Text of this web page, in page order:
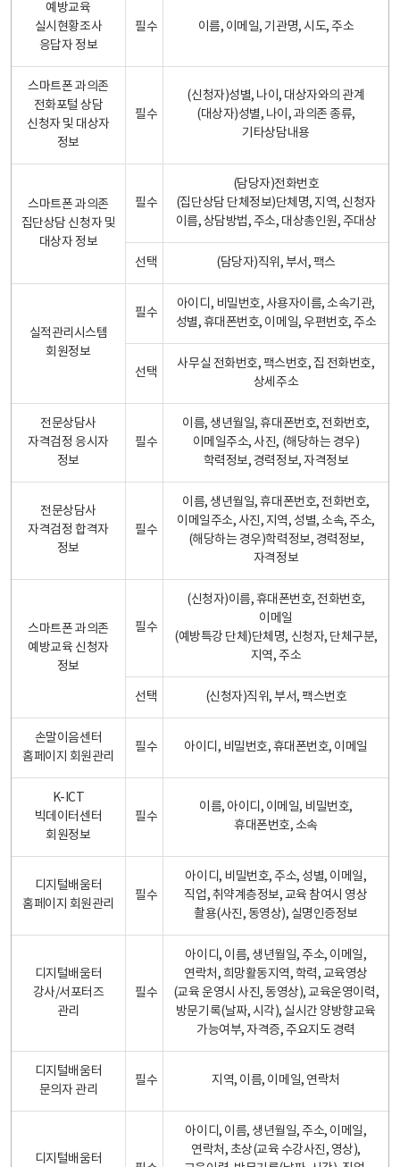
예방교육
실시현황조사
응답자 정보
필수 이름, 이메일, 기관명, 시도, 주소
스마트폰 과의존
전화포털 상담
신청자 및 대상자
정보
필수
(신청자)성별, 나이, 대상자와의 관계
(대상자)성별, 나이, 과의존 종류,
기타상담내용
스마트폰 과의존
집단상담 신청자 및
대상자 정보
필수
(담당자)전화번호
(집단상담 단체정보)단체명, 지역, 신청자
이름, 상담방법, 주소, 대상총인원, 주대상
선택 (담당자)직위, 부서, 팩스
실적관리시스템
회원정보
필수
아이디, 비밀번호, 사용자이름, 소속기관,
성별, 휴대폰번호, 이메일, 우편번호, 주소
선택
사무실 전화번호, 팩스번호, 집 전화번호,
상세주소
전문상담사
자격검정 응시자
정보
필수
이름, 생년월일, 휴대폰번호, 전화번호,
이메일주소, 사진, (해당하는 경우)
학력정보, 경력정보, 자격정보
전문상담사
자격검정 합격자
정보
필수
이름, 생년월일, 휴대폰번호, 전화번호,
이메일주소, 사진, 지역, 성별, 소속, 주소,
(해당하는 경우)학력정보, 경력정보,
자격정보
스마트폰 과의존
예방교육 신청자
정보
필수
(신청자)이름, 휴대폰번호, 전화번호,
이메일
(예방특강 단체)단체명, 신청자, 단체구분,
지역, 주소
선택 (신청자)직위, 부서, 팩스번호
손말이음센터
홈페이지 회원관리
필수 아이디, 비밀번호, 휴대폰번호, 이메일
K-ICT
빅데이터센터
회원정보
필수
이름, 아이디, 이메일, 비밀번호,
휴대폰번호, 소속
디지털배움터
홈페이지 회원관리
필수
아이디, 비밀번호, 주소, 성별, 이메일,
직업, 취약계층정보, 교육 참여시 영상
촬용(사진, 동영상), 실명인증정보
디지털배움터
강사/서포터즈
관리
필수
아이디, 이름, 생년월일, 주소, 이메일,
연락처, 희망활동지역, 학력, 교육영상
(교육 운영시 사진, 동영상), 교육운영이력,
방문기록(날짜, 시각), 실시간 양방향교육
가능여부, 자격증, 주요지도 경력
디지털배움터
문의자 관리
필수 지역, 이름, 이메일, 연락처
디지털배움터
아이디, 이름, 생년월일, 주소, 이메일,
연락처, 초상(교육 수강사진, 영상),